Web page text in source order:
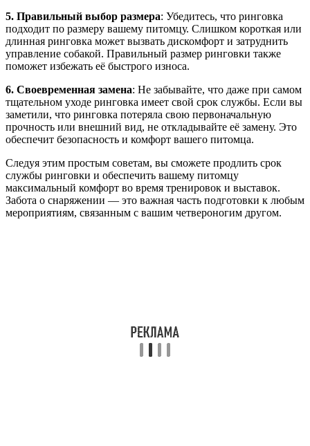
5. Правильный выбор размера: Убедитесь, что ринговка
подходит по размеру вашему питомцу. Слишком короткая или
длинная ринговка может вызвать дискомфорт и затруднить
управление собакой. Правильный размер ринговки также
поможет избежать её быстрого износа.
6. Своевременная замена: Не забывайте, что даже при самом
тщательном уходе ринговка имеет свой срок службы. Если вы
заметили, что ринговка потеряла свою первоначальную
прочность или внешний вид, не откладывайте её замену. Это
обеспечит безопасность и комфорт вашего питомца.
Следуя этим простым советам, вы сможете продлить срок
службы ринговки и обеспечить вашему питомцу
максимальный комфорт во время тренировок и выставок.
Забота о снаряжении — это важная часть подготовки к любым
мероприятиям, связанным с вашим четвероногим другом.